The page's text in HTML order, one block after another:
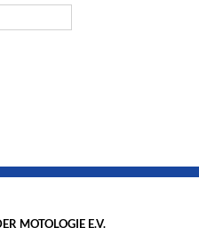
MOTOLOGIE E.V.